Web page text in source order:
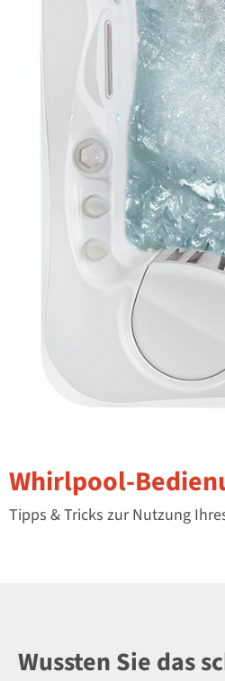
Whirlpool-
Tipps & Tricks zur Nutzung
Wussten Sie das